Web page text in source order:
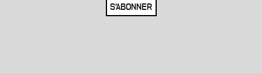
S'ABONNER